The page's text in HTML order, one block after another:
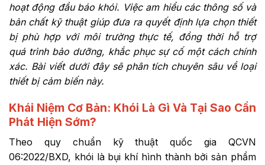
hoạt động đầu báo khói. Việc am hiểu các thông số và
bản chất kỹ thuật giúp đưa ra quyết định lựa chọn thiết
bị phù hợp với môi trường thực tế, đồng thời hỗ trợ
quá trình bảo dưỡng, khắc phục sự cố một cách chính
xác. Bài viết dưới đây sẽ phân tích chuyên sâu về loại
thiết bị cảm biến này.
Khái Niệm Cơ Bản: Khói Là Gì Và Tại Sao Cần
Phát Hiện Sớm?
Theo quy chuẩn kỹ thuật quốc gia QCVN
06:2022/BXD, khói là bụi khí hình thành bởi sản phẩm